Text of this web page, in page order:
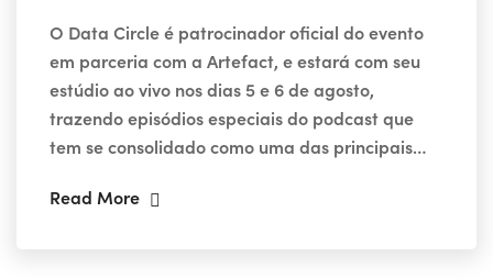
O Data Circle é patrocinador oficial do evento
em parceria com a Artefact, e estará com seu
estúdio ao vivo nos dias 5 e 6 de agosto,
trazendo episódios especiais do podcast que
tem se consolidado como uma das principais…
Read More